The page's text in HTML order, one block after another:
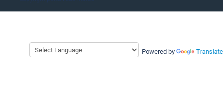
Powered by Translate